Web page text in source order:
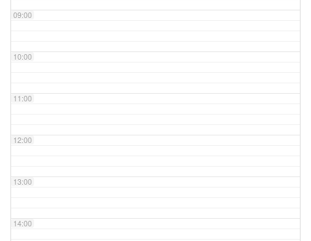
09:00
10:00
11:00
12:00
13:00
14:00